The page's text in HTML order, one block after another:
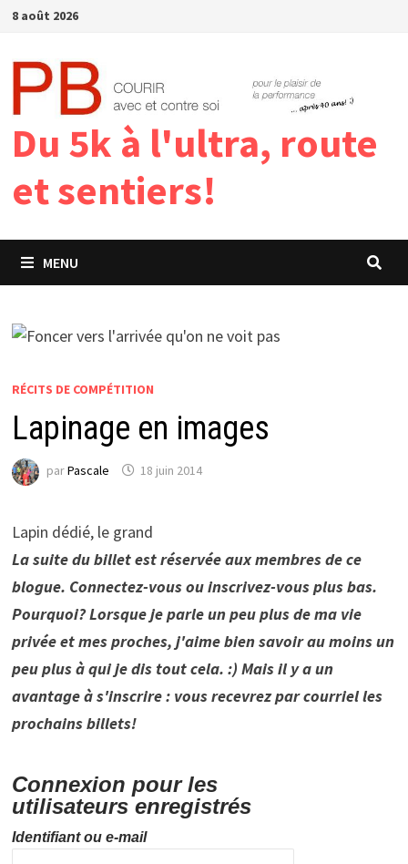
Passer
contenu
8 août 2026
Du 5k à l'ultra, route
et sentiers!
MENU
RÉCITS DE COMPÉTITION
Lapinage en images
parPascale 18 juin 2014
Lapin dédié, le grand
La suite du billet est réservée aux membres de ce
blogue. Connectez-vous ou inscrivez-vous plus bas.
Pourquoi? Lorsque je parle un peu plus de ma vie
privée et mes proches, j'aime bien savoir au moins un
peu plus à qui je dis tout cela. :) Mais il y a un
avantage à s'inscrire : vous recevrez par courriel les
prochains billets!
Connexion pour les
utilisateurs enregistrés
Identifiant ou e-mail